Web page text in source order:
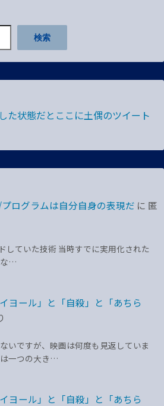
検索
た状態だとここに土偶のツイート
ログラムは自分自身の表現だ に 匿
していた技術 当時すでに実用化された
な…
ヨール」と「自殺」と「あちら
いですが、映画は何度も見返していま
一つの大き…
ヨール」と「自殺」と「あちら